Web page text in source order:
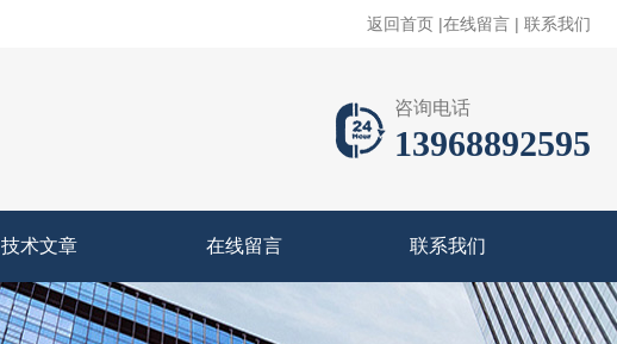
返回首页 |在线留言 | 联系我们
咨询电话
13968892595
技术文章 在线留言 联系我们